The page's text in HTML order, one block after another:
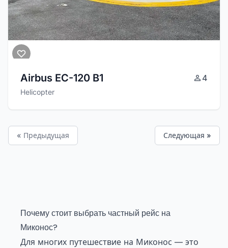
Airbus EC-120 B1 4
Helicopter
« Предыдущая Следующая »
Почему стоит выбрать частный рейс на
Миконос?
Для многих путешествие на Миконос — это